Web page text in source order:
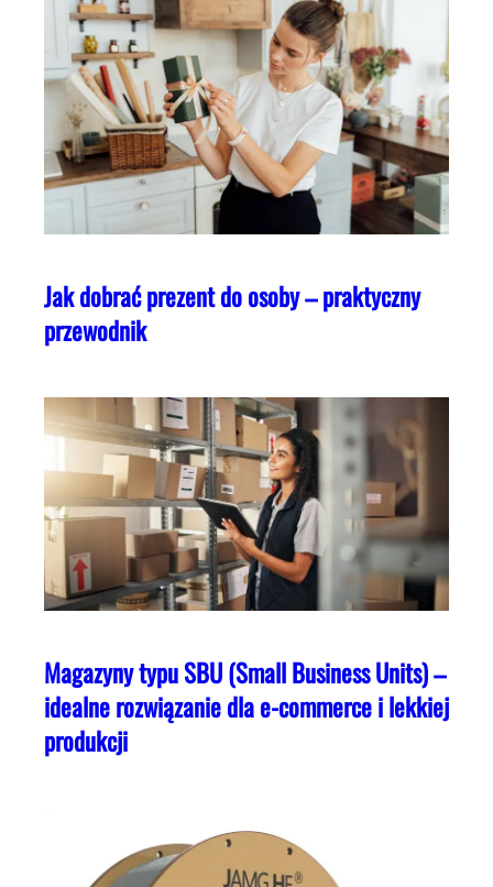
Jak dobrać prezent do osoby – praktyczny
przewodnik
Magazyny typu SBU (Small Business Units) –
idealne rozwiązanie dla e-commerce i lekkiej
produkcji